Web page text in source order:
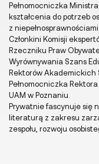
Pełnomocniczka
kształcenia do potrzeb
z niepełnosprawnościami.
Członkini Komisji
Rzeczniku Praw
Wyrównywania Szans
Rektorów Akademickich
Pełnomocniczka
UAM w Poznaniu.
Prywatnie fascynuje się
literaturą z zakresu
zespołu, rozwoju